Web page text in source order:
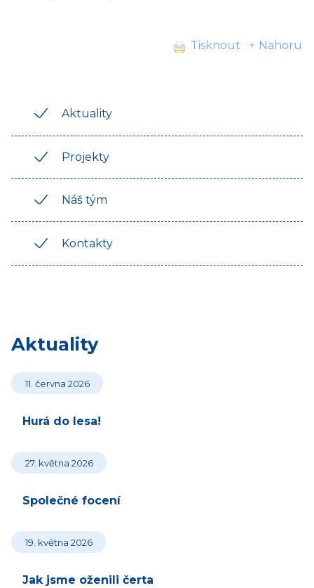
Tisknout ↑ Nahoru
Aktuality
Projekty
Náš tým
Kontakty
Aktuality
11. června 2026
Hurá do lesa!
27. května 2026
Společné focení
19. května 2026
Jak jsme oženili čerta